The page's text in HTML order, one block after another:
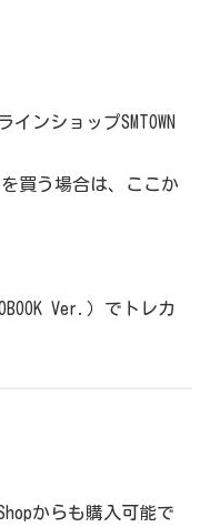
ンショップSMTOWN
買う場合は、ここか
Ver.）でトレカ
からも購入可能で